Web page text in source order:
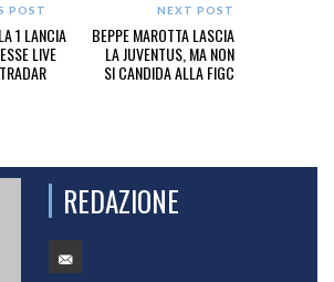
POST
1 LANCIA
LIVE
NEXT POST
BEPPE MAROTTA LASCIA
LA JUVENTUS, MA NON
SI CANDIDA ALLA FIGC
REDAZIONE